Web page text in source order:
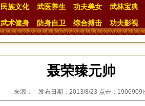
民族文化 武医养生 功夫美女 武林宝典
武术健身 防身自卫 综合搏击 功夫影视
聂荣臻元帅
来源： 发布日期：2013/8/23 点击：1906909